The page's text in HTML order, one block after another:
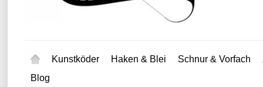
Kunstköder Haken & Blei Schnur & Vorfach
Blog